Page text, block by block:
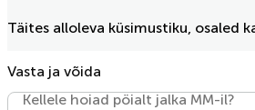
Täites alloleva küsimustiku, osaled
Vasta ja võida
Kellele hoiad pöialt jalka MM-il?